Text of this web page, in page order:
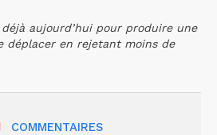
aujourd’hui pour produire une
déplacer en rejetant moins de
COMMENTAIRES